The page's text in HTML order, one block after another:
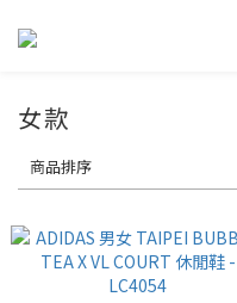
女款
商品排序